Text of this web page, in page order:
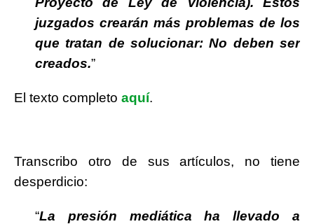
juzgados crearán más problemas de los
que tratan de solucionar: No deben ser
creados.”
El texto completo aquí.
Transcribo otro de sus artículos, no tiene
desperdicio:
“La presión mediática ha llevado a